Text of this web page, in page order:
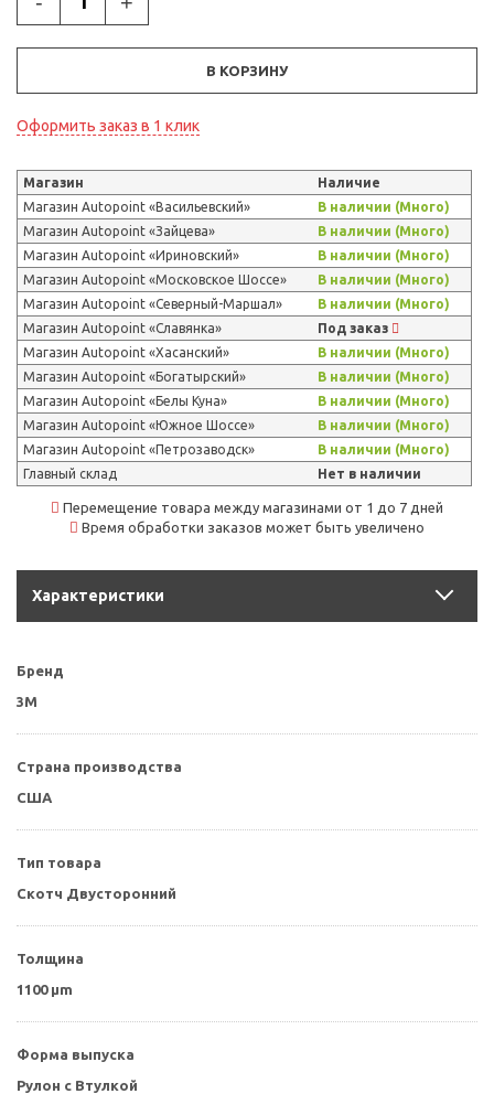
В КОРЗИНУ
Оформить заказ в 1 клик
Магазин
Наличие
Магазин Autopoint «Васильевский»
В наличии (Много)
Магазин Autopoint «Зайцева»
В наличии (Много)
Магазин Autopoint «Ириновский»
В наличии (Много)
Магазин Autopoint «Московское Шоссе»
В наличии (Много)
Магазин Autopoint «Северный-Маршал»
В наличии (Много)
Магазин Autopoint «Славянка»
Под заказ
Магазин Autopoint «Хасанский»
В наличии (Много)
Магазин Autopoint «Богатырский»
В наличии (Много)
Магазин Autopoint «Белы Куна»
В наличии (Много)
Магазин Autopoint «Южное Шоссе»
В наличии (Много)
Магазин Autopoint «Петрозаводск»
В наличии (Много)
Главный склад
Нет в наличии
Перемещение товара между магазинами от 1 до 7 дней
Время обработки заказов может быть увеличено
Характеристики
Бренд
3M
Страна производства
США
Тип товара
Скотч Двусторонний
Толщина
1100 µm
Форма выпуска
Рулон с Втулкой